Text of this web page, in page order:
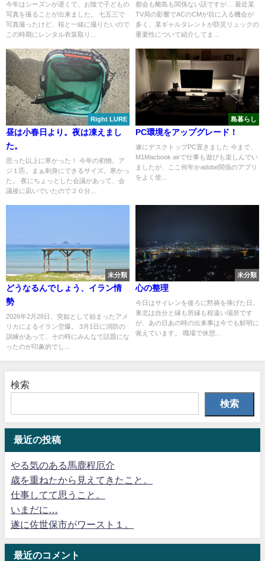
今年はシーズンが遅くて、お陰で子どもの
写真を撮ることが出来ました。 七五三で
写真撮ったけど、桜と一緒に撮りたいので
この時期にレンタル衣装取り...
都会も離島も関係ない話ですが… 最近某
TV局の影響でACのCMが目に入る機会が
多く、某ギャルタレントが防災リュックの
重要性について紹介してま...
Right LURE
昼は小春日より。夜は凍えまし
た。
思った以上に寒かった！ 今年の初物。ア
ジ１匹。まぁ刺身にできるサイズ。寒かっ
た。 夜にちょっとした会議があって、会
議後に凪いでいたので２０分...
島暮らし
PC環境をアップグレード！
遂にデスクトップPC置きました 今まで、
M1Macbook airで仕事も遊びも楽しんでい
ましたが、ここ何年かadobe関係のアプリ
をよく使...
未分類
どうなるんでしょう、イラン情
勢
2026年2月28日、突如として始まったアメ
リカによるイラン空爆。 3月1日に消防の
訓練があって、その時にみんなで話題にな
ったのが印象的でし...
未分類
心の整理
今日はサイレンを後ろに黙祷を捧げた日。
東北は自分と縁も所縁も程遠い場所です
が、あの日あの時の出来事は今でも鮮明に
覚えています。 職場で休憩...
検索
検索
最近の投稿
やる気のある馬鹿程厄介
歳を重ねたから見えてきたこと。
仕事してて思うこと。
いまだに…
遂に佐世保市がワースト１。
最近のコメント